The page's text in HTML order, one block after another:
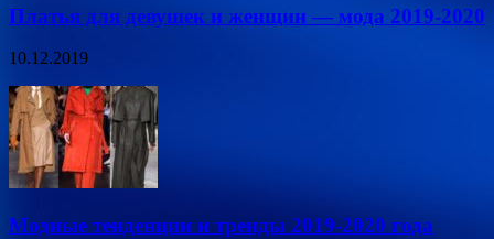
Платья для девушек и женщин — мода 2019-2020
10.12.2019
Модные тенденции и тренды 2019-2020 года